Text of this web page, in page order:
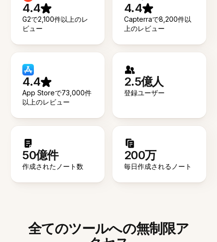
4.4
G2で2,100件以上のレ
ビュー
4.4
Capterraで8,200件以
上のレビュー
4.4
App Storeで73,000件
以上のレビュー
2.5億人
登録ユーザー
50億件
作成されたノート数
200万
毎日作成されるノート
全てのツールへの無制限ア